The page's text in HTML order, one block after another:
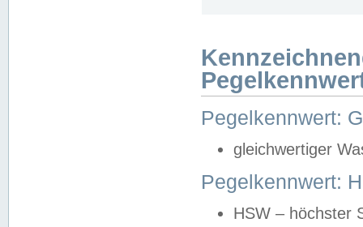
Pegelkennwert:
gleichwertiger
Pegelkennwert:
HSW – höchster